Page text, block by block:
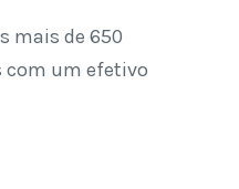
mais de 650
com um efetivo